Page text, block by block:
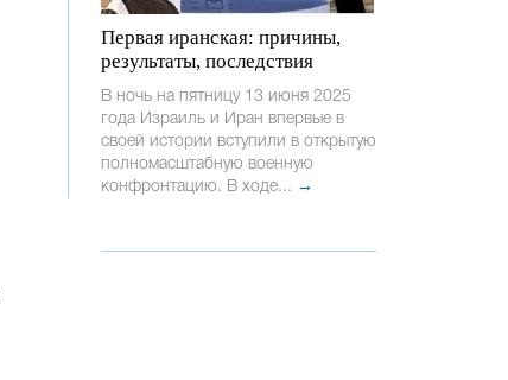
Первая иранская: причины,
результаты, последствия
В ночь на пятницу 13 июня 2025
года Израиль и Иран впервые в
своей истории вступили в открытую
полномасштабную военную
конфронтацию. В ходе... →